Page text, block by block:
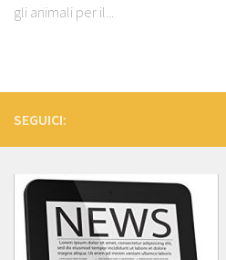
gli animali per il...
SEGUICI: